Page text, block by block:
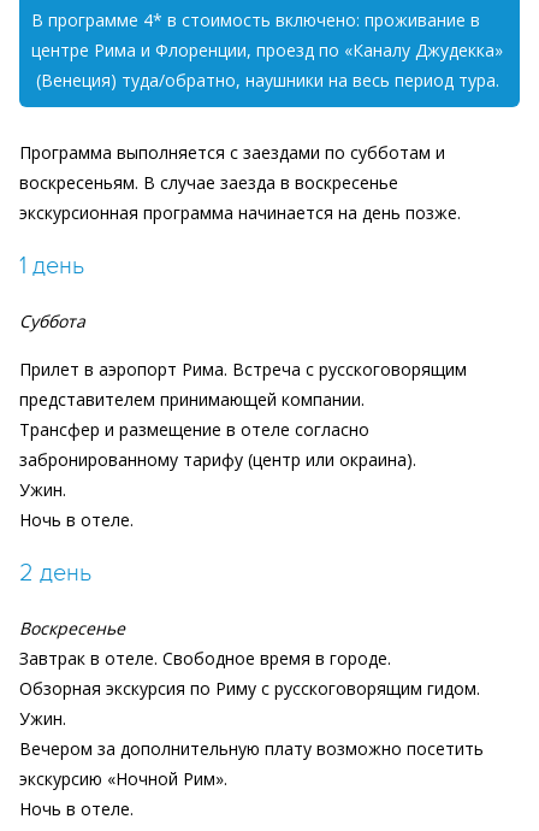
В программе 4* в стоимость включено: проживание в
центре Рима и Флоренции, проезд по «Каналу Джудекка»
(Венеция) туда/обратно, наушники на весь период тура.
Программа выполняется с заездами по субботам и
воскресеньям. В случае заезда в воскресенье
экскурсионная программа начинается на день позже.
1 день
Суббота
Прилет в аэропорт Рима. Встреча с русскоговорящим
представителем принимающей компании.
Трансфер и размещение в отеле согласно
забронированному тарифу (центр или окраина).
Ужин.
Ночь в отеле.
2 день
Воскресенье
Завтрак в отеле. Свободное время в городе.
Обзорная экскурсия по Риму с русскоговорящим гидом.
Ужин.
Вечером за дополнительную плату возможно посетить
экскурсию «Ночной Рим».
Ночь в отеле.